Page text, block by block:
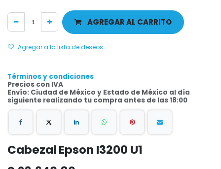
AGREGAR AL CARRITO
Agregar a la lista de deseos
Términos y condiciones
Precios con IVA
Envío: Ciudad de México y Estado de México al día
siguiente realizando tu compra antes de las 18:00
Cabezal Epson I3200 U1